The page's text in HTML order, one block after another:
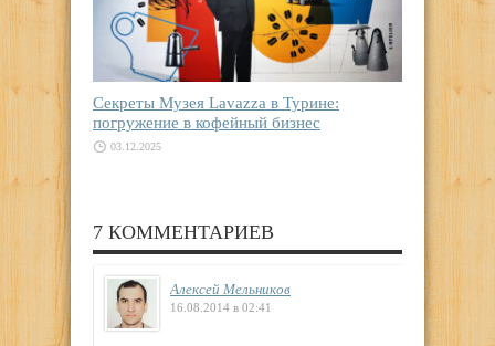
Секреты Музея Lavazza в Турине:
погружение в кофейный бизнес
03.12.2025
7 КОММЕНТАРИЕВ
Алексей Мельников
16.08.2014 в 02:41